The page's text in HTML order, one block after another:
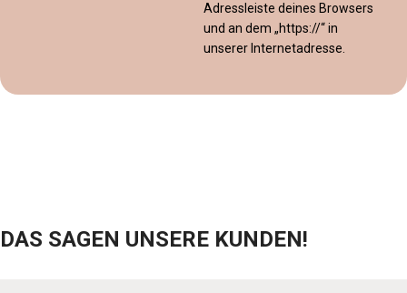
Adressleiste deines Browsers
und an dem „https://“ in
unserer Internetadresse.
DAS SAGEN UNSERE KUNDEN!